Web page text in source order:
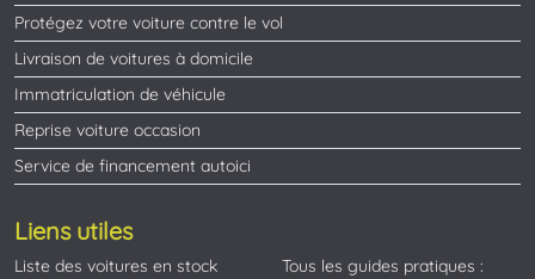
Protégez votre voiture contre le vol
Livraison de voitures à domicile
Immatriculation de véhicule
Reprise voiture occasion
Service de financement autoici
Liens utiles
Liste des voitures en stock
Tous les guides pratiques :